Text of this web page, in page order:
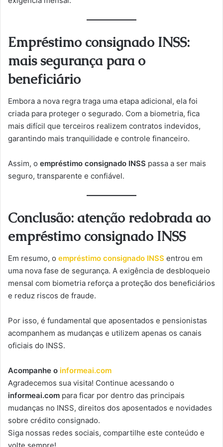
Empréstimo consignado INSS:
mais segurança para o
beneficiário
Embora a nova regra traga uma etapa adicional, ela foi
criada para proteger o segurado. Com a biometria, fica
mais difícil que terceiros realizem contratos indevidos,
garantindo mais tranquilidade e controle financeiro.
Assim, o empréstimo consignado INSS passa a ser mais
seguro, transparente e confiável.
Conclusão: atenção redobrada ao
empréstimo consignado INSS
Em resumo, o empréstimo consignado INSS entrou em
uma nova fase de segurança. A exigência de desbloqueio
mensal com biometria reforça a proteção dos beneficiários
e reduz riscos de fraude.
Por isso, é fundamental que aposentados e pensionistas
acompanhem as mudanças e utilizem apenas os canais
oficiais do INSS.
Acompanhe o informeai.com
Agradecemos sua visita! Continue acessando o
informeai.com para ficar por dentro das principais
mudanças no INSS, direitos dos aposentados e novidades
sobre crédito consignado.
Siga nossas redes sociais, compartilhe este conteúdo e